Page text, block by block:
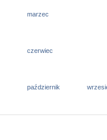
marzec
czerwiec
październik